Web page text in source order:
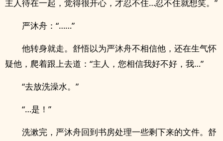
主人待在一起，觉得很开心，才忍不住…忍不住就想笑。”
严沐舟：“……”
他转身就走。舒悟以为严沐舟不相信他，还在生气怀
疑他，爬着跟上去道：“主人，您相信我好不好，我…”
“去放洗澡水。”
“…是！”
洗漱完，严沐舟回到书房处理一些剩下来的文件。舒